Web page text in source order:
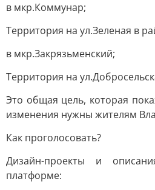
в мкр.Коммунар;
Территория на ул.Зеленая в
в мкр.Закрязьменский;
Территория на
Это общая цель, которая
изменения нужны жителям
Как проголосовать?
Дизайн-проекты и
платформе: